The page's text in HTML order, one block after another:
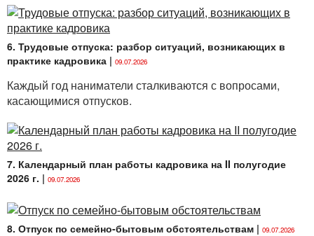
6. Трудовые отпуска: разбор ситуаций, возникающих в
практике кадровика | 09.07.2026
Каждый год наниматели сталкиваются с вопросами,
касающимися отпусков.
7. Календарный план работы кадровика на II полугодие
2026 г. | 09.07.2026
8. Отпуск по семейно-бытовым обстоятельствам | 09.07.2026